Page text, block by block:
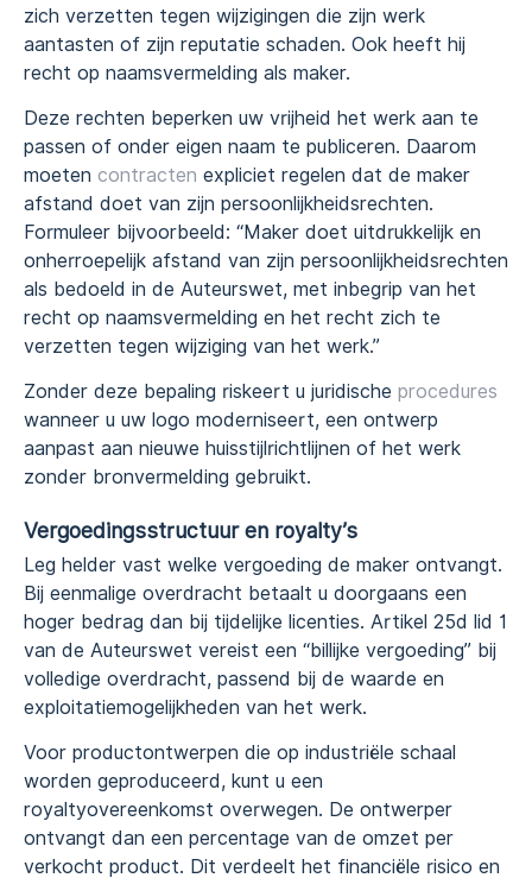
zich verzetten tegen wijzigingen die zijn werk
aantasten of zijn reputatie schaden. Ook heeft hij
recht op naamsvermelding als maker.
Deze rechten beperken uw vrijheid het werk aan te
passen of onder eigen naam te publiceren. Daarom
moeten contracten expliciet regelen dat de maker
afstand doet van zijn persoonlijkheidsrechten.
Formuleer bijvoorbeeld: “Maker doet uitdrukkelijk en
onherroepelijk afstand van zijn persoonlijkheidsrechten
als bedoeld in de Auteurswet, met inbegrip van het
recht op naamsvermelding en het recht zich te
verzetten tegen wijziging van het werk.”
Zonder deze bepaling riskeert u juridische procedures
wanneer u uw logo moderniseert, een ontwerp
aanpast aan nieuwe huisstijlrichtlijnen of het werk
zonder bronvermelding gebruikt.
Vergoedingsstructuur en royalty’s
Leg helder vast welke vergoeding de maker ontvangt.
Bij eenmalige overdracht betaalt u doorgaans een
hoger bedrag dan bij tijdelijke licenties. Artikel 25d lid 1
van de Auteurswet vereist een “billijke vergoeding” bij
volledige overdracht, passend bij de waarde en
exploitatiemogelijkheden van het werk.
Voor productontwerpen die op industriële schaal
worden geproduceerd, kunt u een
royaltyovereenkomst overwegen. De ontwerper
ontvangt dan een percentage van de omzet per
verkocht product. Dit verdeelt het financiële risico en